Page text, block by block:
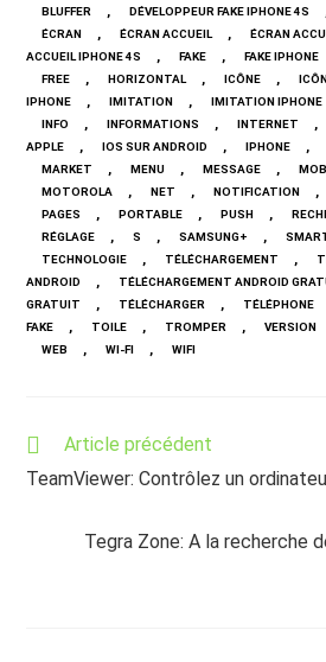
BLUFFER , DÉVELOPPEUR FAKE IPHONE 4S
ÉCRAN , ÉCRAN ACCUEIL , ÉCRAN
ACCUEIL IPHONE 4S
, FAKE , FAKE IPHONE
FREE , HORIZONTAL , ICÔNE ,
IPHONE
, IMITATION , IMITATION IPHONE
INFO , INFORMATIONS , INTERNET ,
APPLE
, IOS SUR ANDROID , IPHONE ,
MARKET , MENU , MESSAGE ,
MOTOROLA , NET , NOTIFICATION ,
PAGES , PORTABLE , PUSH ,
RÉGLAGE , S , SAMSUNG+ ,
TECHNOLOGIE , TÉLÉCHARGEMENT ,
ANDROID
, TÉLÉCHARGEMENT ANDROID
GRATUIT
, TÉLÉCHARGER , TÉLÉPHONE
FAKE
, TOILE , TROMPER , VERSION
WEB , WI-FI , WIFI
Read
articles
Article précédent
TeamViewer: Contrôlez un
Tegra Zone: A la recherche